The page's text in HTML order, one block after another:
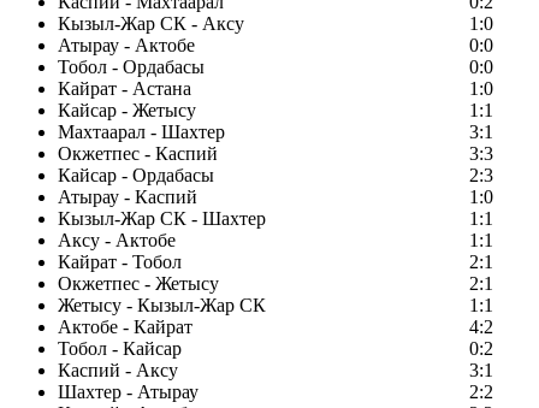
Кызыл-Жар СК - Аксу
1:0
Атырау - Актобе
0:0
Тобол - Ордабасы
0:0
Кайрат - Астана
1:0
Кайсар - Жетысу
1:1
Махтаарал - Шахтер
3:1
Окжетпес - Каспий
3:3
Кайсар - Ордабасы
2:3
Атырау - Каспий
1:0
Кызыл-Жар СК - Шахтер
1:1
Аксу - Актобе
1:1
Кайрат - Тобол
2:1
Окжетпес - Жетысу
2:1
Жетысу - Кызыл-Жар СК
1:1
Актобе - Кайрат
4:2
Тобол - Кайсар
0:2
Каспий - Аксу
3:1
Шахтер - Атырау
2:2